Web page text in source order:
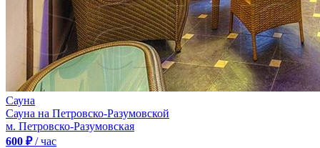
Сауна
Сауна на Петровско-Разумовской
м. Петровско-Разумовская
600 ₽/ час